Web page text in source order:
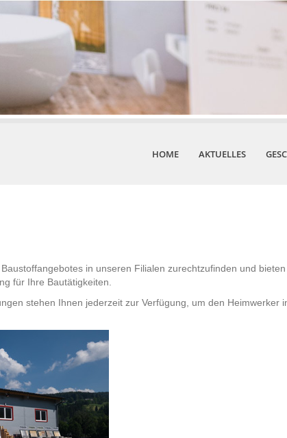
HOME AKTUELLES
in unseren Filialen zurechtzufinden und
für Ihre Bautätigkeiten.
stehen Ihnen jederzeit zur Verfügung, um den Heimwerker